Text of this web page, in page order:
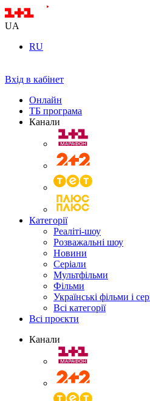
UA
RU
Вхід в кабінет
Онлайн
ТБ програма
Канали
Категорії
Реаліті-шоу
Розважальні шоу
Новини
Серіали
Мультфільми
Фільми
Українські фільми і
Всі категорії
Всі проєкти
Канали